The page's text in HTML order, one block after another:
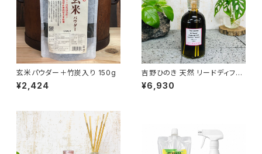
玄米パウダー＋竹炭入り 150g
¥2,424
吉野ひのき 天然 リードディフュ
ーザー 328ml
¥6,930